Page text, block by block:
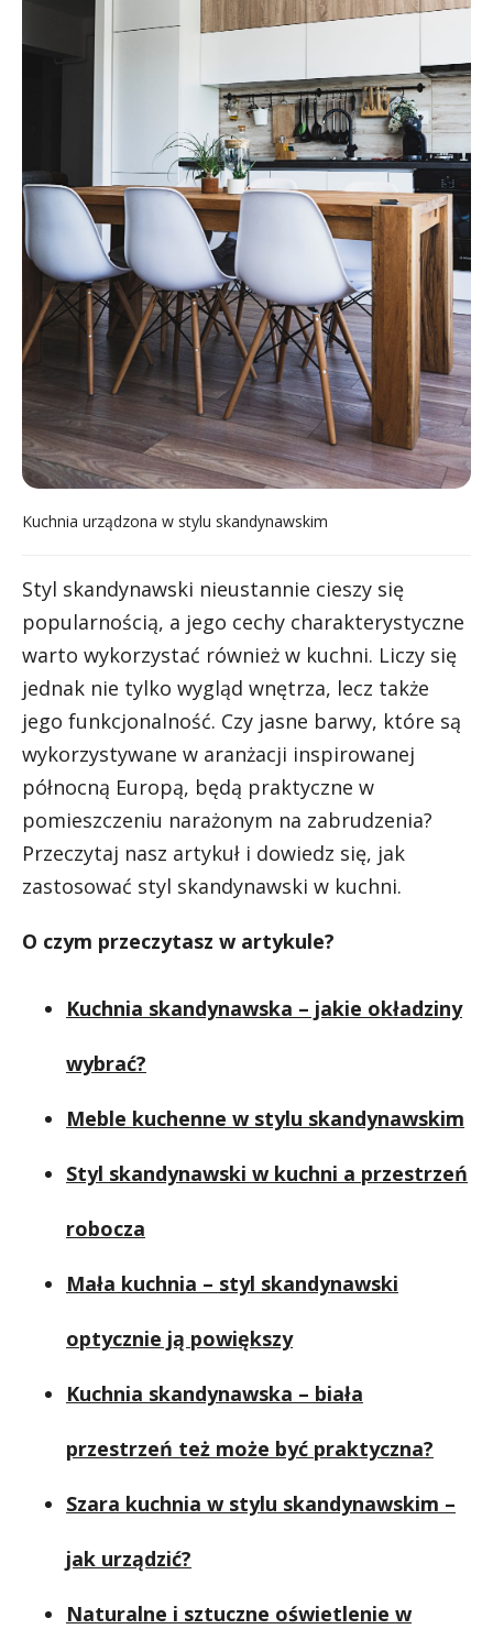
Kuchnia urządzona w stylu skandynawskim
Styl skandynawski nieustannie cieszy się
popularnością, a jego cechy charakterystyczne
warto wykorzystać również w kuchni. Liczy się
jednak nie tylko wygląd wnętrza, lecz także
jego funkcjonalność. Czy jasne barwy, które są
wykorzystywane w aranżacji inspirowanej
północną Europą, będą praktyczne w
pomieszczeniu narażonym na zabrudzenia?
Przeczytaj nasz artykuł i dowiedz się, jak
zastosować styl skandynawski w kuchni.
O czym przeczytasz w artykule?
Kuchnia skandynawska – jakie okładziny
wybrać?
Meble kuchenne w stylu skandynawskim
Styl skandynawski w kuchni a przestrzeń
robocza
Mała kuchnia – styl skandynawski
optycznie ją powiększy
Kuchnia skandynawska – biała
przestrzeń też może być praktyczna?
Szara kuchnia w stylu skandynawskim –
jak urządzić?
Naturalne i sztuczne oświetlenie w